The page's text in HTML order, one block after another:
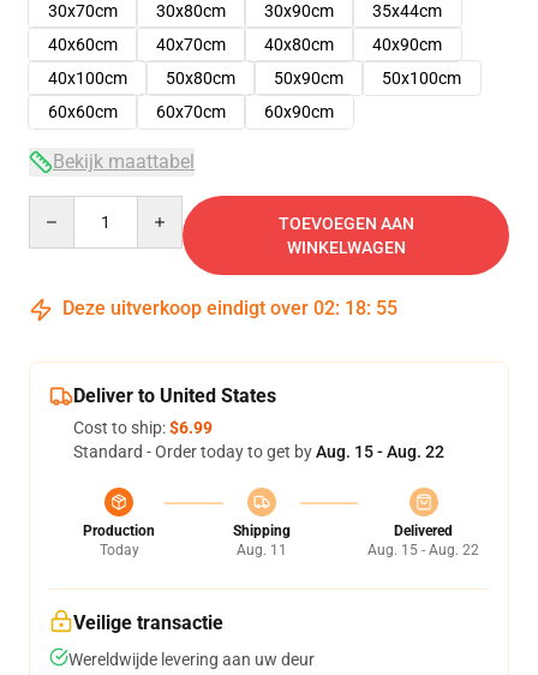
30x70cm
30x80cm 30x90cm
35x44cm
40x60cm
40x70cm 40x80cm
40x90cm
40x100cm
50x80cm 50x90cm
50x100cm
60x60cm
60x70cm 60x90cm
Bekijk maattabel
TOEVOEGEN AAN
WINKELWAGEN
Deze uitverkoop eindigt over 02: 18: 54
Deliver to United States
Cost to ship:$6.99
Standard - Order today to get byAug. 15 - Aug. 22
Production
Today
Shipping
Aug. 11
Delivered
Aug. 15 - Aug. 22
Veilige transactie
Wereldwijde levering aan uw deur